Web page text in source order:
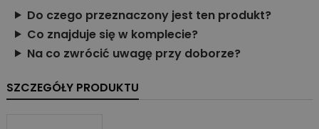
Do czego przeznaczony jest ten produkt?
Co znajduje się w komplecie?
Na co zwrócić uwagę przy doborze?
SZCZEGÓŁY PRODUKTU